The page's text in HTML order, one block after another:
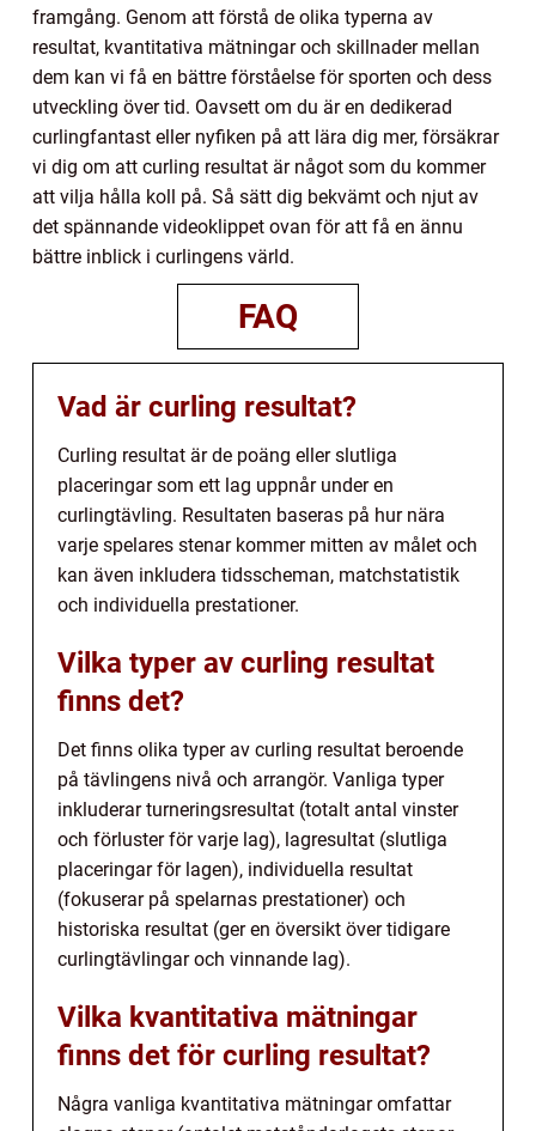
framgång. Genom att förstå de olika typerna av
resultat, kvantitativa mätningar och skillnader mellan
dem kan vi få en bättre förståelse för sporten och dess
utveckling över tid. Oavsett om du är en dedikerad
curlingfantast eller nyfiken på att lära dig mer, försäkrar
vi dig om att curling resultat är något som du kommer
att vilja hålla koll på. Så sätt dig bekvämt och njut av
det spännande videoklippet ovan för att få en ännu
bättre inblick i curlingens värld.
FAQ
Vad är curling resultat?
Curling resultat är de poäng eller slutliga
placeringar som ett lag uppnår under en
curlingtävling. Resultaten baseras på hur nära
varje spelares stenar kommer mitten av målet och
kan även inkludera tidsscheman, matchstatistik
och individuella prestationer.
Vilka typer av curling resultat
finns det?
Det finns olika typer av curling resultat beroende
på tävlingens nivå och arrangör. Vanliga typer
inkluderar turneringsresultat (totalt antal vinster
och förluster för varje lag), lagresultat (slutliga
placeringar för lagen), individuella resultat
(fokuserar på spelarnas prestationer) och
historiska resultat (ger en översikt över tidigare
curlingtävlingar och vinnande lag).
Vilka kvantitativa mätningar
finns det för curling resultat?
Några vanliga kvantitativa mätningar omfattar